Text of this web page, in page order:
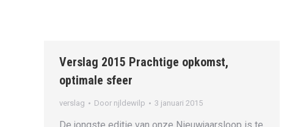
Verslag 2015 Prachtige opkomst,
optimale sfeer
verslag Door njldewilp 3 januari 2015